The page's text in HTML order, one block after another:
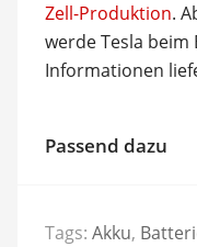
Zell-Produktion.
werde Tesla beim
Informationen
Passend dazu
Tags: Akku,